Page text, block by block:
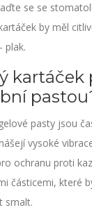
se se
by měl
plak.
kartáček
pasty jsou
vysoké
ochranu proti
částicemi, které
smalt.